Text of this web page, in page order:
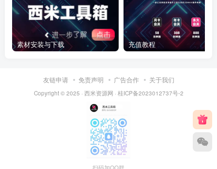
素材安装与下载 充值教程
友链申请 免责声明 广告合作 关于我们
Copyright © 2025 · 西米资源网 · 桂ICP备2023012737号-2
扫码加QQ群